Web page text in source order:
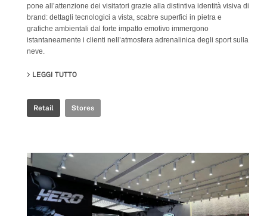
pone all’attenzione dei visitatori grazie alla distintiva identità visiva di
brand: dettagli tecnologici a vista, scabre superfici in pietra e
grafiche ambientali dal forte impatto emotivo immergono
istantaneamente i clienti nell’atmosfera adrenalinica degli sport sulla
neve.
LEGGI TUTTO
Retail Stores